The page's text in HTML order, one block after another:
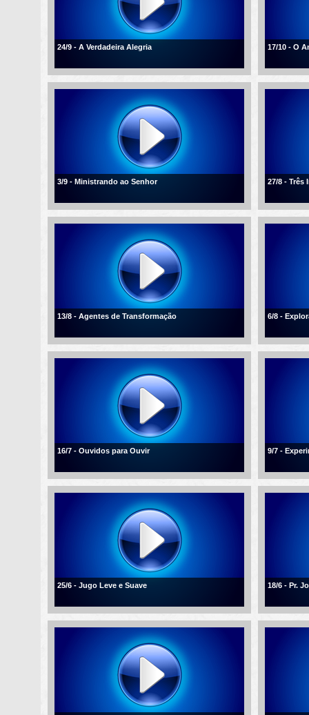
24/9 - A Verdadeira Alegria 17/10 - O
3/9 - Ministrando ao Senhor 27/8 - Três
13/8 - Agentes de Transformação 6/8 -
16/7 - Ouvidos para Ouvir 9/7 -
25/6 - Jugo Leve e Suave 18/6 - Pr.